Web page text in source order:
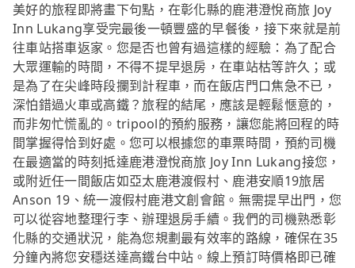
美好的旅程即將畫下句點，在彰化縣的鹿港澄悅商旅 Joy
Inn Lukang享受完最後一頓豐盛的早餐後，接下來就是前
往車站搭車返家。您是否也曾有過這樣的經驗：為了配合
大眾運輸的時間，不得不提早退房，在車站枯等許久；或
是為了在尖峰時段攔到計程車，而在飯店門口焦急不已，
深怕錯過火車或高鐵？旅程的結尾，應該是輕鬆愜意的，
而非匆忙慌亂的。tripool的預約服務，讓您能將回程的時
間掌握得恰到好處。您可以根據您的車票時間，預約司機
在最適當的時刻抵達鹿港澄悅商旅 Joy Inn Lukang接您，
或附近任一間飯店如亞太鹿港渡假村、鹿港安順19旅居
Anson 19、統一渡假村鹿港文創會館。無需提早出門，您
可以從容地整理行李、辦理退房手續。我們的司機熟悉彰
化縣的交通狀況，能為您規劃最有效率的路線，確保在35
分鐘內將您安穩送達高鐵台中站。線上預訂時價格即已確